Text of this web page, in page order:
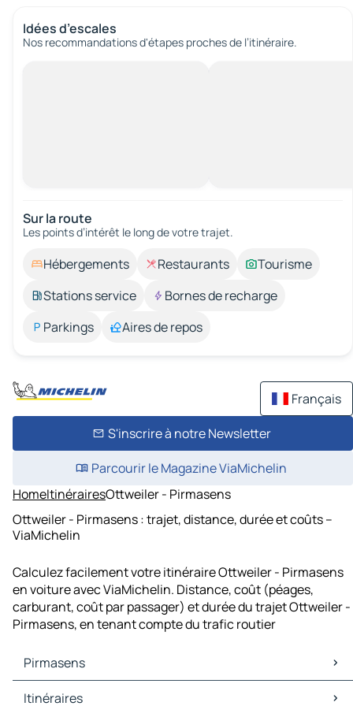
Idées d’escales
Nos recommandations d'étapes proches de l’itinéraire.
Sur la route
Les points d’intérêt le long de votre trajet.
Hébergements Restaurants
Tourisme
Stations service
Bornes de recharge
Parkings
Aires de repos
Français
S'inscrire à notre Newsletter
Parcourir le Magazine ViaMichelin
HomeItinérairesOttweiler - Pirmasens
Ottweiler - Pirmasens : trajet, distance, durée et coûts –
ViaMichelin
Calculez facilement votre itinéraire Ottweiler - Pirmasens
en voiture avec ViaMichelin. Distance, coût (péages,
carburant, coût par passager) et durée du trajet Ottweiler -
Pirmasens, en tenant compte du trafic routier
Pirmasens
Pirmasens Cartes et plans
Itinéraires